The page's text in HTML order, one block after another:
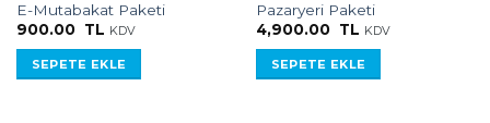
E-Mutabakat Paketi
900.00
TL KDV
SEPETE EKLE
Pazaryeri Paketi
4,900.00
TL KDV
SEPETE EKLE